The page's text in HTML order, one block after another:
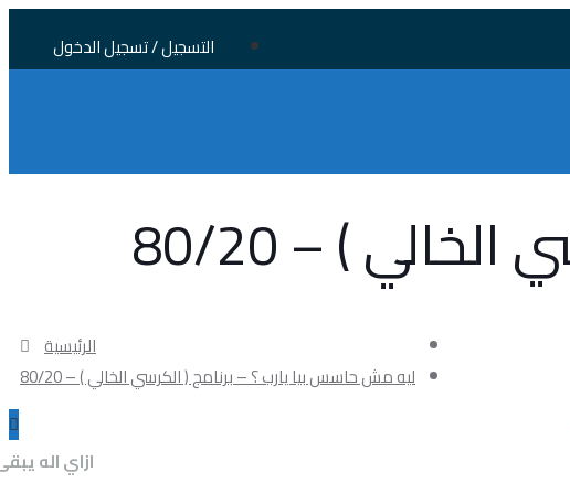
التسجيل / تسجيل الدخول
) – 80/20
الرئيسية
ليه مش حاسس بيا يارب ؟ – برنامج ( الكرسي الخالي ) – 80/20
ازاي اله